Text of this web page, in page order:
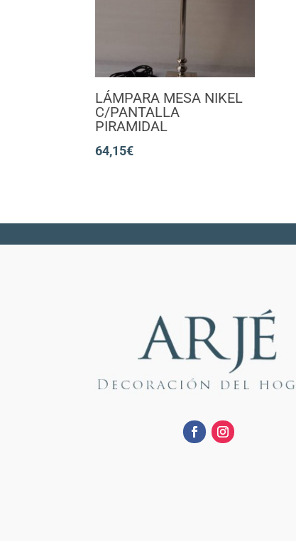
LÁMPARA MESA NIKEL
C/PANTALLA
PIRAMIDAL
64,15€